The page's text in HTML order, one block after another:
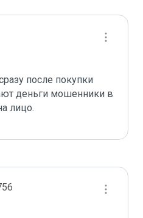
после покупки
деньги мошенники в
лицо.